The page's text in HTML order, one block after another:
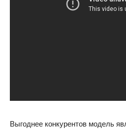
Выгоднее конкурентов модель